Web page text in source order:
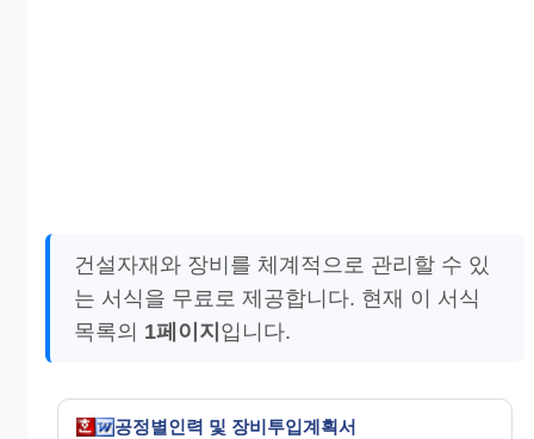
건설자재와 장비를 체계적으로 관리할 수 있
는 서식을 무료로 제공합니다. 현재 이 서식
목록의 1페이지 입니다.
공정별인력 및 장비투입계획서